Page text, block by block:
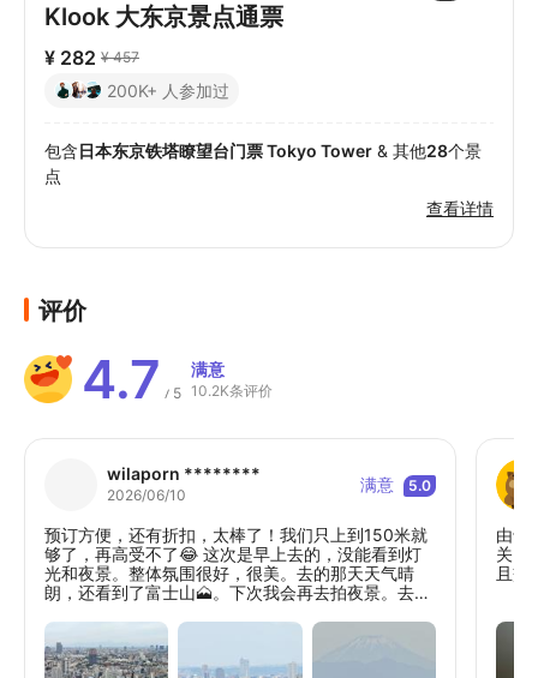
Klook 大东京景点通票
¥ 282 ¥ 457
200K+ 人参加过
包含日本东京铁塔瞭望台门票 Tokyo Tower & 其他28个景
点
查看详情
评价
4.7 / 5
满意
10.2K条评价
wilaporn ********
2026/06/10 满意 5.0
预订方便，还有折扣，太棒了！我们只上到150米就
够了，再高受不了😂 这次是早上去的，没能看到灯
光和夜景。整体氛围很好，很美。去的那天天气晴
朗，还看到了富士山🗻。下次我会再去拍夜景。去了
可惜的是，作为一个旅游景点，他们没有导游，也不
说英语，听不懂，真遗憾。
由于
关闭
且交